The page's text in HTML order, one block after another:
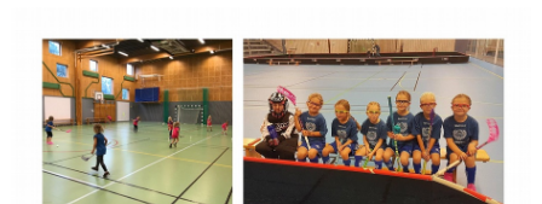
Bildgalleri
Avgifter